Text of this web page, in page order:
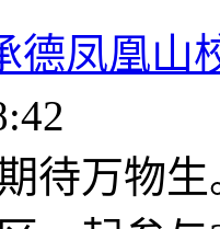
德凤凰山
待万物